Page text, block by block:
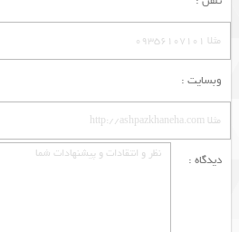
وبسایت :
دیدگاه :